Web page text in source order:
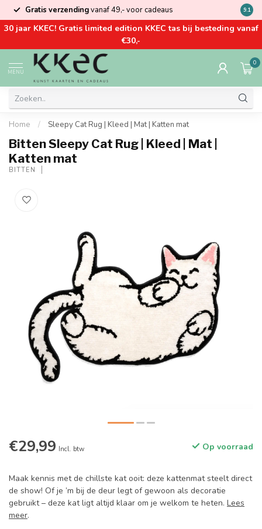
Gratis verzendingvanaf 49,- voor cadeaus Kom
9.1
30 jaar KKEC! Gratis limited edition KKEC tas bij besteding vanaf
€30,-
MENU
0
Home / Sleepy Cat Rug | Kleed | Mat | Katten mat
Bitten Sleepy Cat Rug | Kleed | Mat |
Katten mat
BITTEN
€29,99 Incl. btw Op voorraad
Maak kennis met de chillste kat ooit: deze kattenmat steelt direct
de show! Of je ’m bij de deur legt of gewoon als decoratie
gebruikt – deze kat ligt altijd klaar om je welkom te heten. Lees
meer.